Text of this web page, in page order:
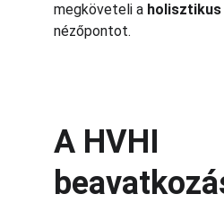
megköveteli a
nézőpontot.
A HVHI